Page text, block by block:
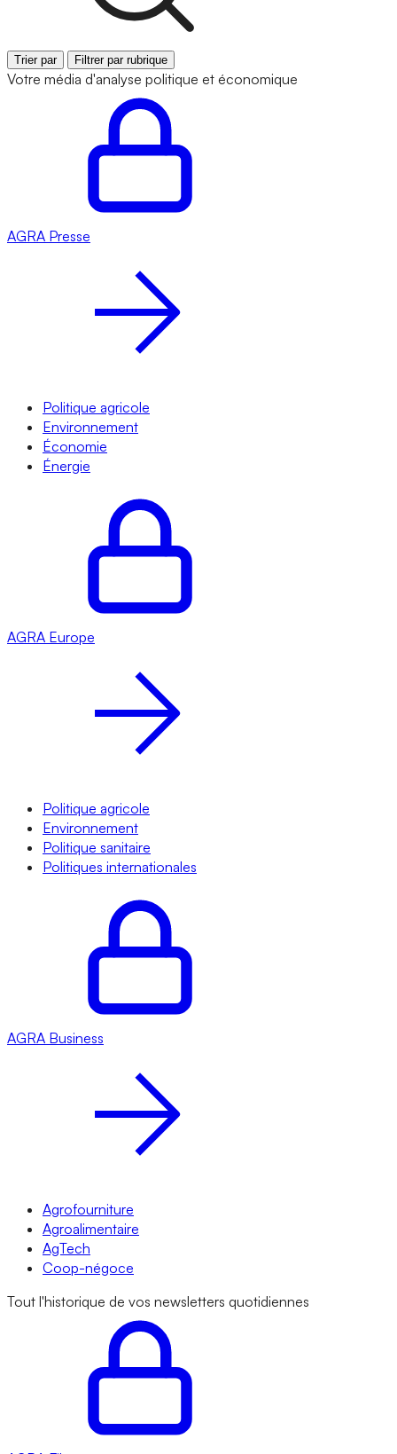
Trier par Filtrer par rubrique
Votre média d'analyse politique et économique
AGRA Presse
Politique agricole
Environnement
Économie
Énergie
AGRA Europe
Politique agricole
Environnement
Politique sanitaire
Politiques internationales
AGRA Business
Agrofourniture
Agroalimentaire
AgTech
Coop-négoce
Tout l'historique de vos newsletters quotidiennes